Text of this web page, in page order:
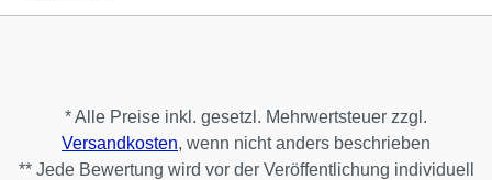
* Alle Preise inkl. gesetzl. Mehrwertsteuer zzgl.
Versandkosten, wenn nicht anders beschrieben
** Jede Bewertung wird vor der Veröffentlichung individuell